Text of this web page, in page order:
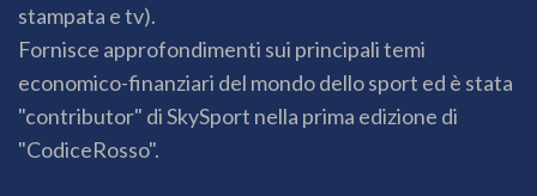
stampata e tv).
Fornisce approfondimenti sui principali temi
economico-finanziari del mondo dello sport ed è stata
"contributor" di SkySport nella prima edizione di
"CodiceRosso".